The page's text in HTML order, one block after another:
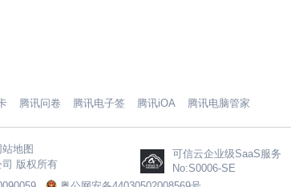
腾讯问卷 腾讯电子签 腾讯iOA 腾讯电脑管家
站地图
版权所有
可信云企业级SaaS服务
No:S0006-SE